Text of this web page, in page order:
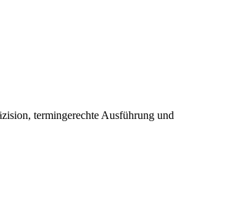
termingerechte Ausführung und